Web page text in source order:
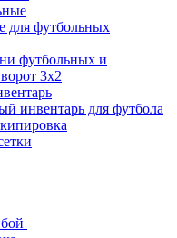
для футбольных
футбольных и
3х2
инвентарь для футбола